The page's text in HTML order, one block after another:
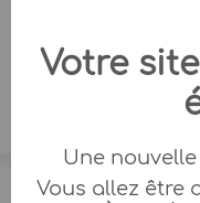
Votre
Une
Vous allez être